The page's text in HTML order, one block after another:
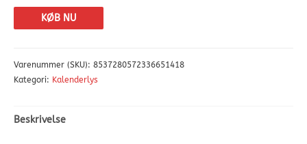
KØB NU
Varenummer (SKU): 8537280572336651418
Kategori: Kalenderlys
Beskrivelse